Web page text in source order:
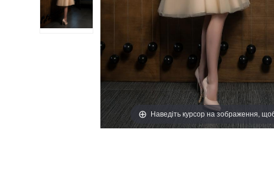
Наведіть курсор на зображення,